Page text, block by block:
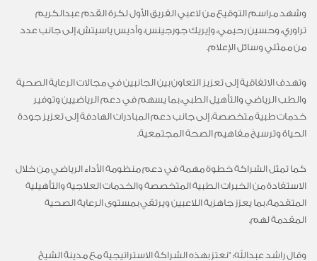
وشهد مراسم التوقيع من لاعبي الفريق الأول لكرة القدم عبدالكريم
تراوري، وحسين رحيمي، وإيريك جورجينس، وأديس ياسيتش، إلى جانب عدد
من ممثلي وسائل الإعلام.
وتهدف الاتفاقية إلى تعزيز التعاون بين الجانبين في مجالات الرعاية الصحية
والطب الرياضي والتأهيل الطبي، بما يسهم في دعم الرياضيين وتوفير
خدمات طبية متخصصة، إلى جانب دعم المبادرات الهادفة إلى تعزيز جودة
الحياة وترسيخ مفاهيم الصحة المجتمعية.
كما تمثل الشراكة خطوة مهمة في دعم منظومة الأداء الرياضي من خلال
الاستفادة من الخبرات الطبية المتخصصة والخدمات العلاجية والتأهيلية
المتقدمة، بما يعزز جاهزية اللاعبين ويرتقي بمستوى الرعاية الصحية
المقدمة لهم.
وقالراشد عبدالله: “نعتز بهذه الشراكة الاستراتيجية معمدينة الشيخ